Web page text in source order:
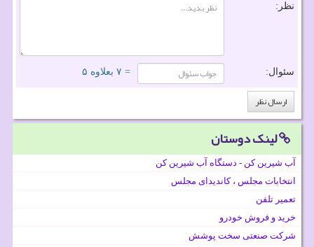
نظر:
سئوال: = ۷ بعلاوه ۵
لینک دوستان
آب شیرین کن - دستگاه آب شیرین کن
انتخابات مجلس ، کاندیدای مجلس
تعمیر تلفن
خرید و فروش خودرو
شرکت صنعتی سخت پوشش